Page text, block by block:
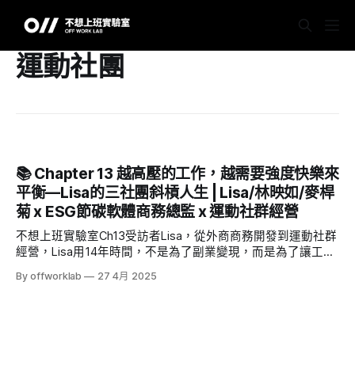
運動社團
📚 Chapter 13 越高壓的工作，越需要強度快樂來
平衡—Lisa的三社團斜槓人生 | Lisa/林映如/麥桿
菊 x ESG節碳軟體商務總監 x 運動社群經營
不想上班實驗室Ch13受訪者Lisa，從外商商務開發到運動社群
經營，Lisa用14年時間，不是為了副業變現，而是為了讓工作
與社群共創快樂的出口。壁球、登山、吃飯、桌遊、荒野講師
By offworklab 27 4月 2025